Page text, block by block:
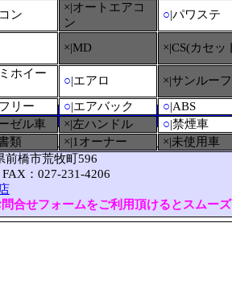
ン
×|オートエアコ
ン
○|パワステ
×|MD
×|CS(カセッ
ホイー
○|エアロ
×|サンルーフ
リー
○|エアバック ○|ABS
ゼル車
×|左ハンドル ○|禁煙車
類
×|1オーナー ×|未使用車
前橋市荒牧町596
：027-231-4206
合せフォームをご利用頂けるとスムーズ